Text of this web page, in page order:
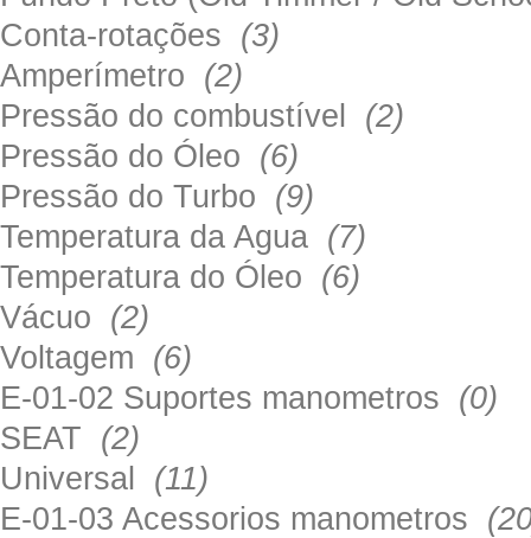
Conta-rotações (3)
Amperímetro (2)
Pressão do combustível (2)
Pressão do Óleo (6)
Pressão do Turbo (9)
Temperatura da Agua (7)
Temperatura do Óleo (6)
Vácuo (2)
Voltagem (6)
E-01-02 Suportes manometros (0)
SEAT (2)
Universal (11)
E-01-03 Acessorios manometros